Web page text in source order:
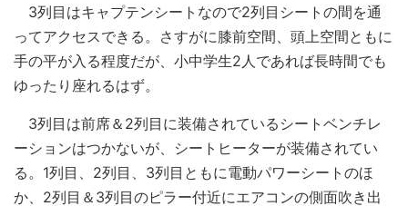
3列目はキャプテンシートなので2列目シートの間を通
ってアクセスできる。さすがに膝前空間、頭上空間ともに
手の平が入る程度だが、小中学生2人であれば長時間でも
ゆったり座れるはず。
3列目は前席＆2列目に装備されているシートベンチレ
ーションはつかないが、シートヒーターが装備されてい
る。1列目、2列目、3列目ともに電動パワーシートのほ
か、2列目＆3列目のピラー付近にエアコンの側面吹き出